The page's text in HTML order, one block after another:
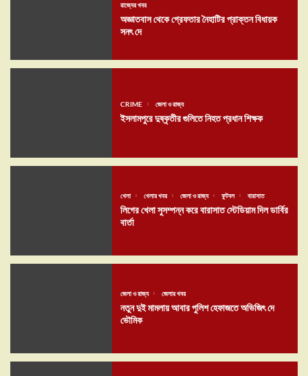
রাজ্যের খবর
অজ্ঞাতবাস থেকে গ্রেফতার নৈহাটির প্রাক্তন বিধায়ক
সনৎ দে
CRIME জেলা ও রাজ্য
ইসলামপুরে দুষ্কৃতীর গুলিতে নিহত প্রধান শিক্ষক
খেলা খেলার খবর জেলা ও রাজ্য ফুটবল বারাসাত
লিগের খেলা সুসম্পন্ন করে বারাসাত স্টেডিয়াম দিল ডার্বির
বার্তা
জেলা ও রাজ্য জেলার খবর
নতুন দুই মামলায় আবার পুলিশ হেফাজতে অভিজিৎ দে
ভৌমিক